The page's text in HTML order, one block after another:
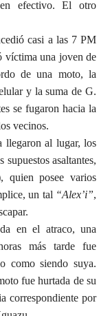
efectivo. El otro
casi a las 7 PM
víctima una joven de
de una moto, la
y la suma de G.
se fugaron hacia la
vecinos.
llegaron al lugar, los
asaltantes,
quien posee varios
un tal “Alex’i”,
en el atraco, una
más tarde fue
como siendo suya.
fue hurtada de su
correspondiente por